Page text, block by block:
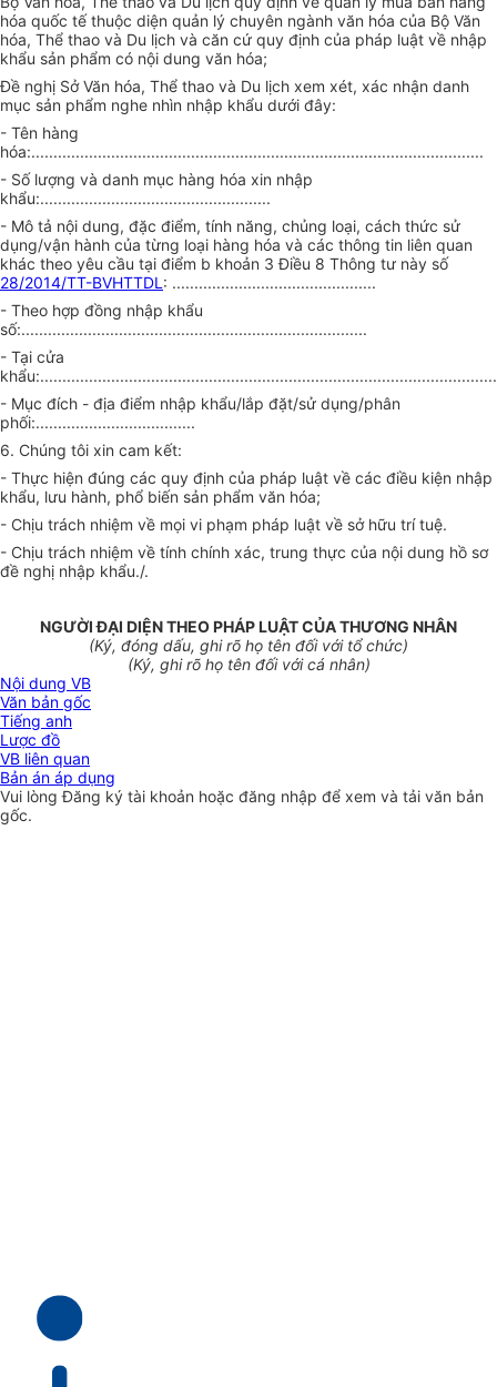
hóa quốc tế thuộc diện quản lý chuyên ngành văn hóa của Bộ Văn
hóa, Thể thao và Du lịch và căn cứ quy định của pháp luật về nhập
khẩu sản phẩm có nội dung văn hóa;
Đề nghị Sở Văn hóa, Thể thao và Du lịch xem xét, xác nhận danh
mục sản phẩm nghe nhìn nhập khẩu dưới đây:
- Tên hàng
hóa:......................................................................................................
- Số lượng và danh mục hàng hóa xin nhập
khẩu:....................................................
- Mô tả nội dung, đặc điểm, tính năng, chủng loại, cách thức sử
dụng/vận hành của từng loại hàng hóa và các thông tin liên quan
khác theo yêu cầu tại điểm b khoản 3 Điều 8 Thông tư này số
28/2014/TT-BVHTTDL : ..............................................
- Theo hợp đồng nhập khẩu
số:..............................................................................
- Tại cửa
khẩu:.......................................................................................................
- Mục đích - địa điểm nhập khẩu/lắp đặt/sử dụng/phân
phối:....................................
6. Chúng tôi xin cam kết:
- Thực hiện đúng các quy định của pháp luật về các điều kiện nhập
khẩu, lưu hành, phổ biến sản phẩm văn hóa;
- Chịu trách nhiệm về mọi vi phạm pháp luật về sở hữu trí tuệ.
- Chịu trách nhiệm về tính chính xác, trung thực của nội dung hồ sơ
đề nghị nhập khẩu./.
NGƯỜI ĐẠI DIỆN THEO PHÁP LUẬT CỦA THƯƠNG NHÂN
(Ký, đóng dấu, ghi rõ họ tên đối với tổ chức)
(Ký, ghi rõ họ tên đối với cá nhân)
Nội dung VB
Văn bản gốc
Tiếng anh
Lược đồ
VB liên quan
Bản án áp dụng
Vui lòngĐăng ký tài khoản hoặc đăng nhập để xem và tải văn bản
gốc.